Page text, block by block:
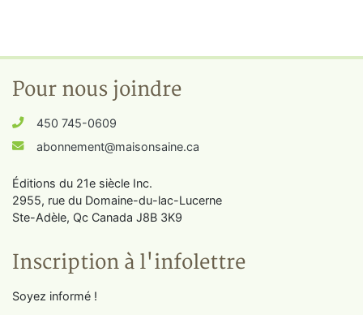
Pour nous joindre
450 745-0609
abonnement@maisonsaine.ca
Éditions du 21e siècle Inc.
2955, rue du Domaine-du-lac-Lucerne
Ste-Adèle, Qc Canada J8B 3K9
Inscription à l'infolettre
Soyez informé !